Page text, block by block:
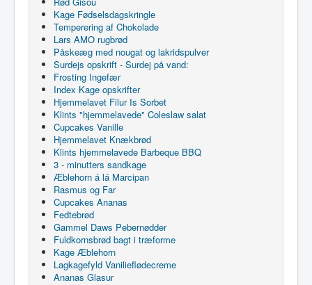
Kage Fødselsdagskringle
Temperering af Chokolade
Lars AMO rugbrød
Påskeæg med nougat og lakridspulver
Surdejs opskrift - Surdej på vand:
Frosting Ingefær
Index Kage opskrifter
Hjemmelavet Filur Is Sorbet
Klints "hjemmelavede" Coleslaw salat
Cupcakes Vanille
Hjemmelavet Knækbrød
Klints hjemmelavede Barbeque BBQ
3 - minutters sandkage
Æblehorn á lá Marcipan
Rasmus og Far
Cupcakes Ananas
Fedtebrød
Gammel Daws Pebernødder
Fuldkornsbrød bagt i træforme
Kage Æblehorn
Lagkagefyld Vanilieflødecreme
Ananas Glasur